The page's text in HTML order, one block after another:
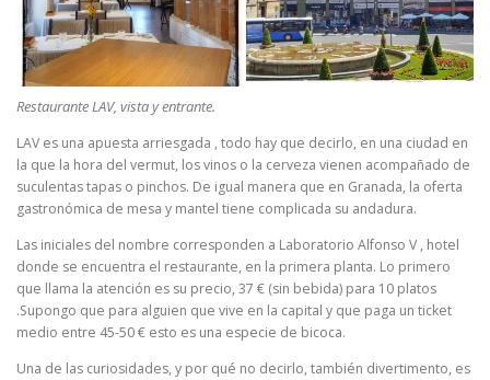
Restaurante LAV, vista y entrante.
LAV es una apuesta arriesgada , todo hay que decirlo, en una ciudad en
la que la hora del vermut, los vinos o la cerveza vienen acompañado de
suculentas tapas o pinchos. De igual manera que en Granada, la oferta
gastronómica de mesa y mantel tiene complicada su andadura.
Las iniciales del nombre corresponden a Laboratorio Alfonso V , hotel
donde se encuentra el restaurante, en la primera planta. Lo primero
que llama la atención es su precio, 37 € (sin bebida) para 10 platos
.Supongo que para alguien que vive en la capital y que paga un ticket
medio entre 45-50 € esto es una especie de bicoca.
Una de las curiosidades, y por qué no decirlo, también divertimento, es